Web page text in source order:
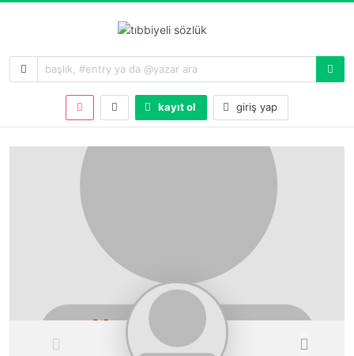
kayıt ol giriş yap